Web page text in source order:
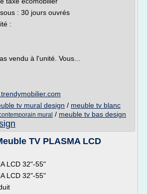
: 30 jours ouvrés
:
vendu à l'unité. Vous...
tv mural design / meuble tv blanc
mural / meuble tv bas design
TV PLASMA LCD
LCD 32"-55"
LCD 32"-55"